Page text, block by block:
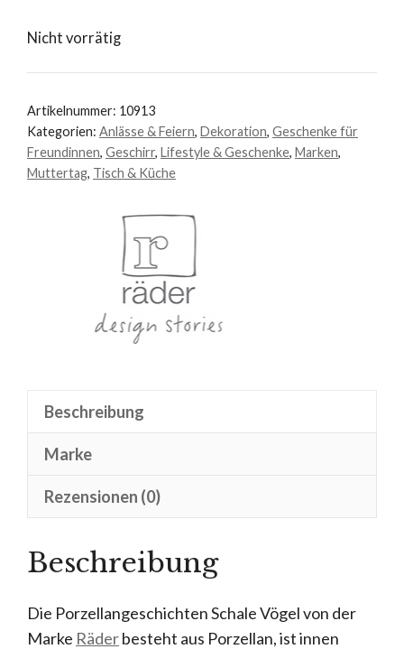
Nicht vorrätig
Artikelnummer: 10913
Kategorien: Anlässe & Feiern, Dekoration, Geschenke für
Freundinnen, Geschirr, Lifestyle & Geschenke, Marken,
Muttertag, Tisch & Küche
Beschreibung
Marke
Rezensionen (0)
Beschreibung
Die Porzellangeschichten Schale Vögel von der
Marke Räderbesteht aus Porzellan, ist innen